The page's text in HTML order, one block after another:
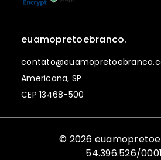
euamopretoebranco.
Americana, SP
CEP 13468-500
© 2026
54.396.526/